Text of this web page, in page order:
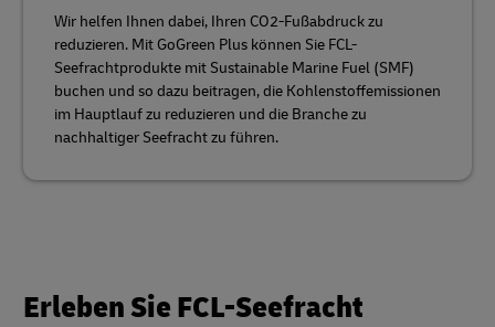
Wir helfen Ihnen dabei, Ihren CO2-Fußabdruck zu
reduzieren. Mit GoGreen Plus können Sie FCL-
Seefrachtprodukte mit Sustainable Marine Fuel (SMF)
buchen und so dazu beitragen, die Kohlenstoffemissionen
im Hauptlauf zu reduzieren und die Branche zu
nachhaltiger Seefracht zu führen.
Erleben Sie FCL-Seefracht